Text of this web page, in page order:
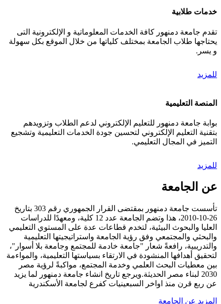
خدمات طلابية
تقدم جامعة دمنهور كافة الخدمات المعلوماتية و الإلكترونية التى
يحتاجها طلاب الجامعة بمختلف كلياتها من خلال الموقع بكل سهولة
و يسر.
للمزيد
المنصة التعليمية
بوابة جامعة دمنهور للتعليم الإلكتروني لدعم الطلاب وتزويدهم
بتقنية التعليم الإلكتروني لتحسين جودة الخدمات التعليمية وتشجيع
التميز في المجال التعليمي.
للمزيد
عن الجامعة
تأسست جامعة دمنهور بمقتضى القرار الجمهوري رقم 303 بتاريخ
26-10-2010، هذا وتضم الجامعة عدد 12 كلية، ومعهدًا للدراسات
العليا والبحوث البيئية، لتخدم قطاعات عدة على المستوي التعليمي
والبحثي والمجتمعي وفق رؤية الجامعة واستراتيجيتها التعليمية
والتدريبية، رافعةً شعار "جامعة خادمة للمجتمع وجامعة بلا أسوار"،
لتحقيق أهدافها المنشودة في الارتقاء بسياستها التعليمية، والمواءمة
بين معطيات البحث العلمي وخدمة المجتمع، مواكبةً لرؤية مصر
2030 لبناء مصر الحديثة.ويرجع تاريخ انشاء جامعة دمنهور لما يزيد
عن ربع قرن منذ اواخر السبعينيات كفرع لجامعة الأسكندرية
المزيد عن الجامعة